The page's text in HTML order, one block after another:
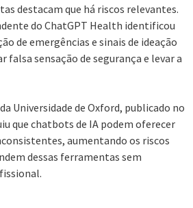
destacam que há riscos relevantes.
do ChatGPT Health identificou
de emergências e sinais de ideação
falsa sensação de segurança e levar a
Universidade de Oxford, publicado no
que chatbots de IA podem oferecer
aumentando os riscos
dessas ferramentas sem